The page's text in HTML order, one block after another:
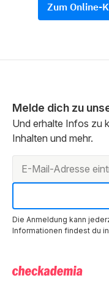
Zum Online-
Melde dich zu
Und erhalte Infos zu
Inhalten und mehr.
Die Anmeldung kann
Informationen findest du